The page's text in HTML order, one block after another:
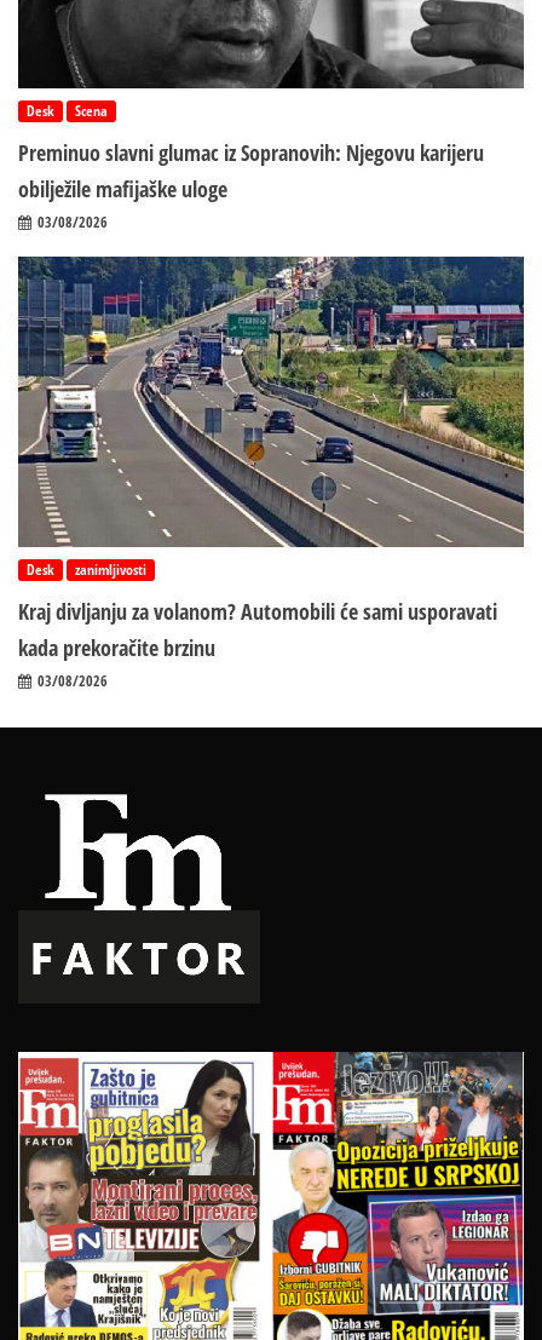
Desk Scena
Preminuo slavni glumac iz Sopranovih: Njegovu karijeru
obilježile mafijaške uloge
03/08/2026
Desk zanimljivosti
Kraj divljanju za volanom? Automobili će sami usporavati
kada prekoračite brzinu
03/08/2026